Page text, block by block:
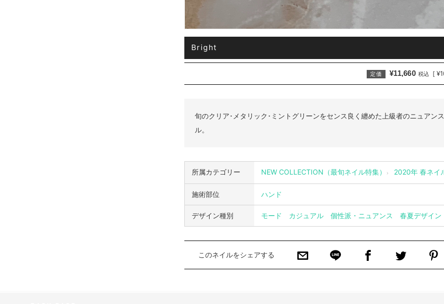
Bright
定価 ¥11,660 税込 [
旬のクリア･メタリック･ミントグリーンをセンス良く纏めた上級者のニュアン
ル。
所属カテゴリー NEW COLLECTION（最旬ネイル特集） 2020年 春ネイ
施術部位 ハンド
デザイン種別 モード カジュアル 個性派・ニュアンス 春夏デザイン
このネイルをシェアする